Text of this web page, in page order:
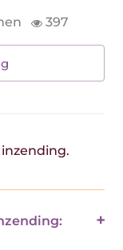
397